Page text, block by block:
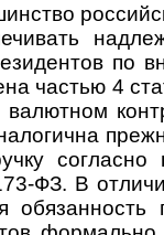
по
час­тью 4
ФЗ. В